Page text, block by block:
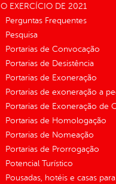
O EXERCÍCIO DE 2021
Perguntas Frequentes
Pesquisa
Portarias de Convocação
Portarias de Desistência
Portarias de Exoneração
Portarias de exoneração a
Portarias de Exoneração de
Portarias de Homologação
Portarias de Nomeação
Portarias de Prorrogação
Potencial Turístico
Pousadas, hotéis e casas para